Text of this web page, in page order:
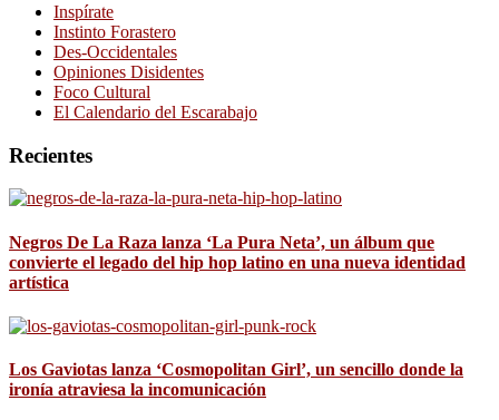
Inspírate
Instinto Forastero
Des-Occidentales
Opiniones Disidentes
Foco Cultural
El Calendario del Escarabajo
Recientes
Negros De La Raza lanza ‘La Pura Neta’, un álbum que
convierte el legado del hip hop latino en una nueva identidad
artística
Los Gaviotas lanza ‘Cosmopolitan Girl’, un sencillo donde la
ironía atraviesa la incomunicación